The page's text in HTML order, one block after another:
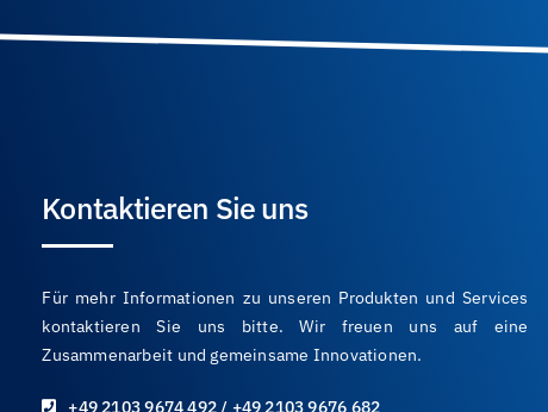
Kontaktieren Sie uns
Für mehr Informationen zu unseren Produkten und Services
kontaktieren Sie uns bitte. Wir freuen uns auf eine
Zusammenarbeit und gemeinsame Innovationen.
+49 2103 9674 492 / +49 2103 9676 682